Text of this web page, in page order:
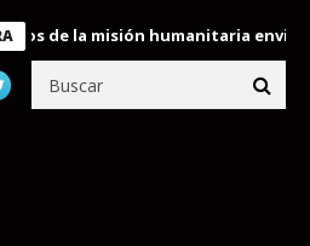
la misión humanitaria enviada a